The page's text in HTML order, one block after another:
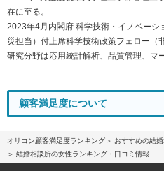
在に至る。
2023年4月内閣府 科学技術・イノベー
災担当）付上席科学技術政策フェロー（
研究分野は応用統計解析、品質管理、マ
顧客満足度について
オリコン顧客満足度ランキング おすすめの結
結婚相談所の女性ランキング・口コミ情報